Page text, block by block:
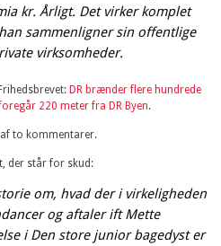
kr. Årligt. Det virker komplet
sammenligner sin offentlige
virksomheder.
DR brænder flere hundrede
220 meter fra DR Byen.
to kommentarer.
der står for skud:
om, hvad der i virkeligheden
og aftaler ift Mette
i Den store junior bagedyst er